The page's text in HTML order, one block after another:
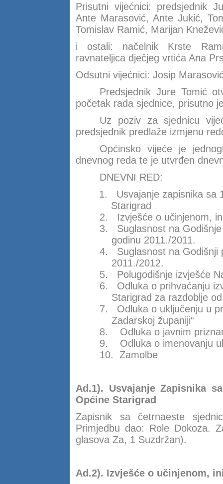
Prisutni vijećnici: predsjednik
Ante Marasović, Ante Jukić,
Tomislav Ramić, Marijan
i ostali: načelnik Krste
ravnateljica dječjeg vrtića Ana
Odsutni vijećnici: Josip
Predsjednik Jure Tomić
početak rada sjednice, prisutno
Uz poziv za sjednicu
predsjednik predlaže izmjenu
Općinsko vijeće je
dnevnog reda te je utvrđen
DNEVNI RED:
1.
Usvajanje zapisnika sa
Starigrad
2.
Izvješće o učinjenom,
3.
Suglasnost na
godinu 2011./2011.
4.
Suglasnost na
2011./2012.
5.
Polugodišnje izvješće
6.
Odluka o prihvaćanju
Starigrad za razdoblje
7.
Odluka o uključenju u
Zadarskoj županiji“
8.
Odluka o javnim
9.
Odluka o imenovanju
10.
Zamolbe
Ad.1). Usvajanje Zapisnika
Općine Starigrad
Zapisnik sa četrnaeste
Primjedbu dao: Role Dokoza.
glasova Za, 1 Suzdržan).
Ad.2). Izvješće o učinjenom,